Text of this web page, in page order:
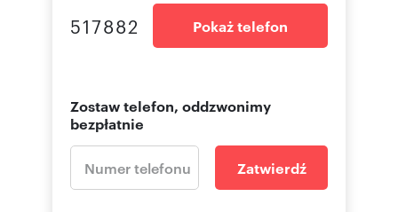
517882 Pokaż telefon
Zostaw telefon, oddzwonimy
bezpłatnie
Zatwierdź